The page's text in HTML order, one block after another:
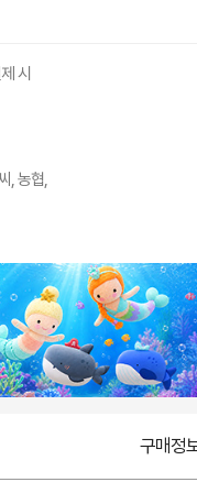
시
, 농협,
구매정